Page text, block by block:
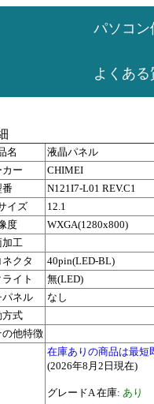
パソコン
よくある
名
液晶パネル
カー
CHIMEI
番
N121I7-L01 REV.C1
イズ
12.1
度
WXGA(1280x800)
加工
クタ
40pin(LED-BL)
イト
無(LED)
パネル
なし
式
他特徴
在庫ありの商品は最短
(2026年8月2日現在)
グレードA 在庫: あり